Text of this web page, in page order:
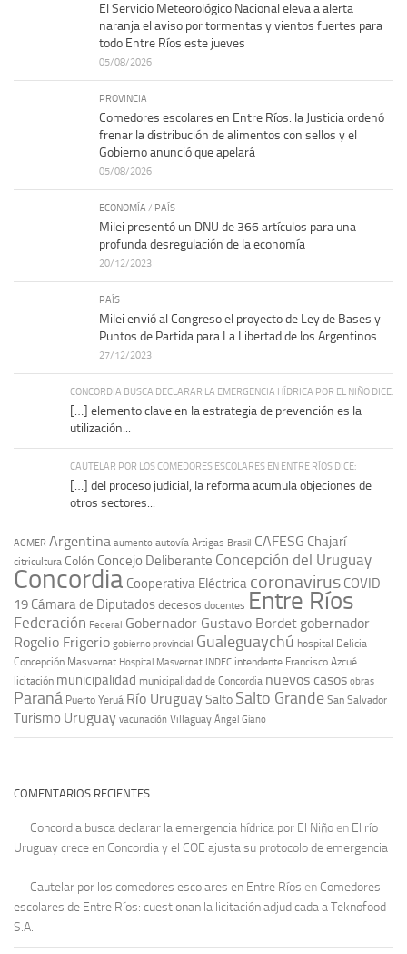
El Servicio Meteorológico Nacional eleva a alerta
naranja el aviso por tormentas y vientos fuertes para
todo Entre Ríos este jueves
05/08/2026
PROVINCIA
Comedores escolares en Entre Ríos: la Justicia ordenó
frenar la distribución de alimentos con sellos y el
Gobierno anunció que apelará
05/08/2026
ECONOMÍA / PAÍS
Milei presentó un DNU de 366 artículos para una
profunda desregulación de la economía
20/12/2023
PAÍS
Milei envió al Congreso el proyecto de Ley de Bases y
Puntos de Partida para La Libertad de los Argentinos
27/12/2023
CONCORDIA BUSCA DECLARAR LA EMERGENCIA HÍDRICA POR EL NIÑO DICE:
[…] elemento clave en la estrategia de prevención es la
utilización...
CAUTELAR POR LOS COMEDORES ESCOLARES EN ENTRE RÍOS DICE:
[…] del proceso judicial, la reforma acumula objeciones de
otros sectores...
AGMER Argentina aumento autovía Artigas Brasil CAFESG Chajarí
citricultura Colón Concejo Deliberante Concepción del Uruguay
Concordia Cooperativa Eléctrica coronavirus COVID-
19 Cámara de Diputadosdecesos docentes Entre Ríos
Federación Federal Gobernador Gustavo Bordet gobernador
Rogelio Frigerio gobierno provincial Gualeguaychú hospital Delicia
Concepción Masvernat Hospital Masvernat INDEC intendente Francisco Azcué
licitación municipalidad municipalidad de Concordia nuevos casos obras
Paraná Puerto Yeruá Río UruguaySalto Salto Grande San Salvador
Turismo Uruguay vacunación Villaguay Ángel Giano
COMENTARIOS RECIENTES
Concordia busca declarar la emergencia hídrica por El Niño en El río
Uruguay crece en Concordia y el COE ajusta su protocolo de emergencia
Cautelar por los comedores escolares en Entre Ríos en Comedores
escolares de Entre Ríos: cuestionan la licitación adjudicada a Teknofood
S.A.